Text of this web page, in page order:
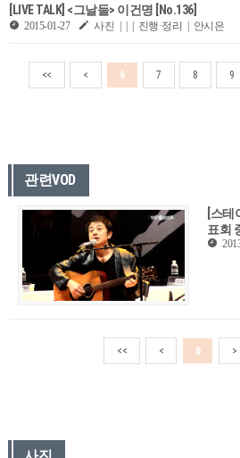
[LIVE TALK] <그날들> 이건명 [No.136]
2015-01-27 사진 | | | 진행·정리 | 안시은
<< < 6 7 8 9
관련VOD
[스테
표회
<< < 6 >